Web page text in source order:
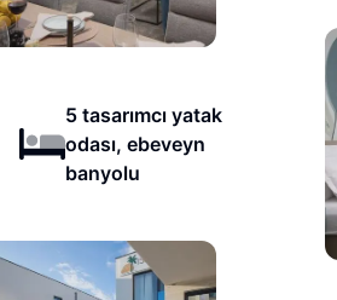
5 tasarımcı yatak
odası, ebeveyn
banyolu